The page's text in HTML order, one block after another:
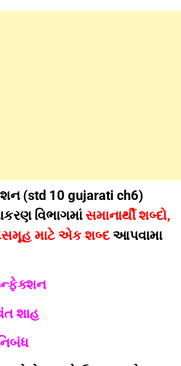
(std 10 gujarati ch6)
વિભાગમાં સમાનાર્થી શબ્દો,
માટે એક શબ્દઆપવામા
શાહ